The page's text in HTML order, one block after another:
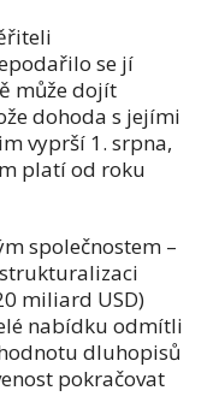
se jí
může dojít
dohoda s jejími
vyprší 1. srpna,
platí od roku
společnostem –
miliard USD)
nabídku odmítli
dluhopisů
pokračovat